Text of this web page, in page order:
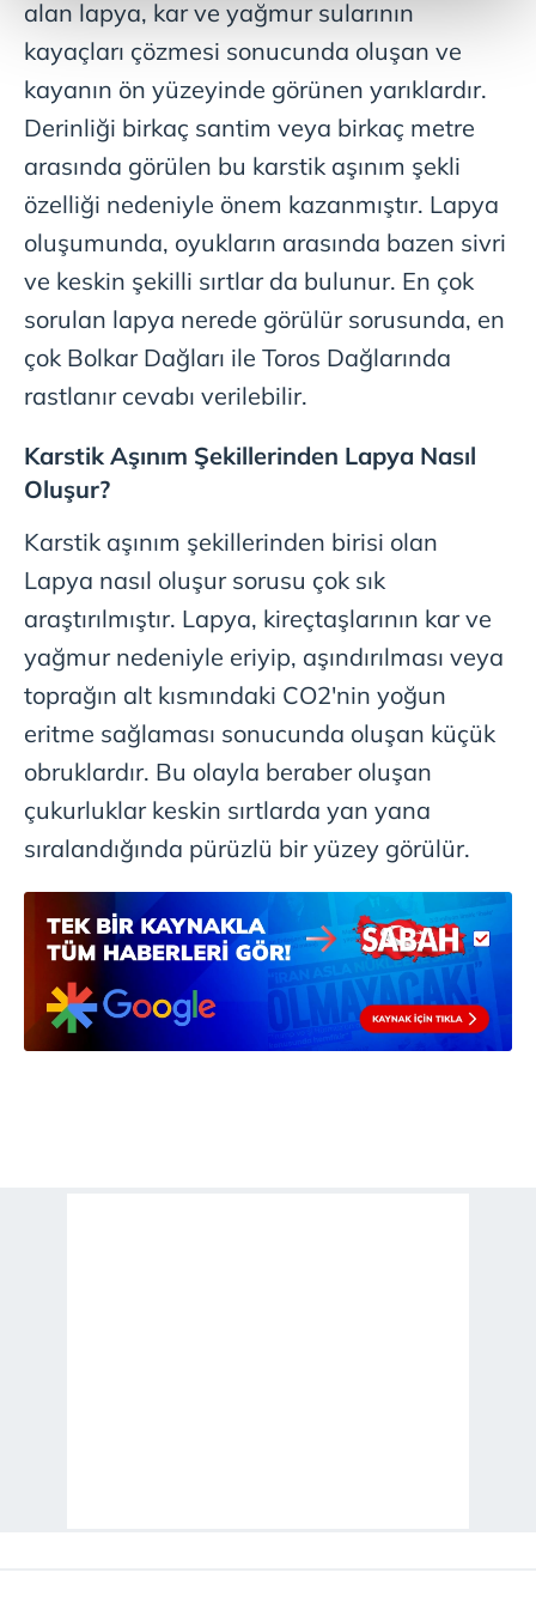
Her halükârda, kullanıcılar, bu çerezlere izin vermedikleri
takdirde, kullanıcılara hedefli reklamlar
gösterilmeyecektir."
Sizlere daha iyi bir hizmet sunabilmek için İnternet
Sitemizde kendimize ve üçüncü kişilere ait çerezler
kullanılmaktadır. Bu çerezler vasıtasıyla çeşitli kişisel
verileriniz işlenmekte olup gerekli olan çerezler bilgi
toplumu hizmetlerinin sunulması amacıyla
kullanılmaktadır. Diğer çerezler, sitemizin daha işlevsel
kılınması ve kişiselleştirilmesi ve sizlere yönelik
reklam/pazarlama faaliyetlerinin yapılması, amaçlarıyla
sınırlı olarak açık rızanız dahilinde kullanılacaktır.
Çerezlere ilişkin tercihlerinizi aşağıda yer alan panel
vasıtasıyla belirleyebilirsiniz. Çerezlere ilişkin detaylı bilgi
Metnimiziziyaret edebilirsiniz.
6698 sayılı Kişisel Verilerin Korunması Kanunu uyarınca
hazırlanmış Aydınlatma Metnimizi okumak ve sitemizde
ilgili mevzuata uygun olarak kullanılan çerezlerle ilgili bilgi
almak için lütfentıklayınız.
alan lapya, kar ve yağmur sularının
kayaçları çözmesi sonucunda oluşan ve
kayanın ön yüzeyinde görünen yarıklardır.
Derinliği birkaç santim veya birkaç metre
arasında görülen bu karstik aşınım şekli
özelliği nedeniyle önem kazanmıştır. Lapya
oluşumunda, oyukların arasında bazen sivri
ve keskin şekilli sırtlar da bulunur. En çok
sorulan lapya nerede görülür sorusunda, en
çok Bolkar Dağları ile Toros Dağlarında
rastlanır cevabı verilebilir.
Karstik Aşınım Şekillerinden Lapya Nasıl
Oluşur?
Karstik aşınım şekillerinden birisi olan
Lapya nasıl oluşur sorusu çok sık
araştırılmıştır. Lapya, kireçtaşlarının kar ve
yağmur nedeniyle eriyip, aşındırılması veya
toprağın alt kısmındaki CO2'nin yoğun
eritme sağlaması sonucunda oluşan küçük
obruklardır. Bu olayla beraber oluşan
çukurluklar keskin sırtlarda yan yana
sıralandığında pürüzlü bir yüzey görülür.